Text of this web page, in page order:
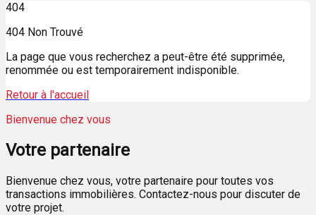
404
404 Non Trouvé
La page que vous recherchez a peut-être été supprimée,
renommée ou est temporairement indisponible.
Retour à l'accueil
Bienvenue chez vous
Votre partenaire
Bienvenue chez vous, votre partenaire pour toutes vos
transactions immobilières. Contactez-nous pour discuter de
votre projet.